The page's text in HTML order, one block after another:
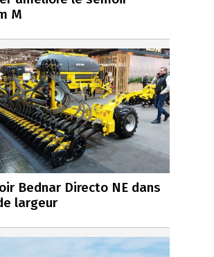
M
Bednar Directo NE dans
largeur